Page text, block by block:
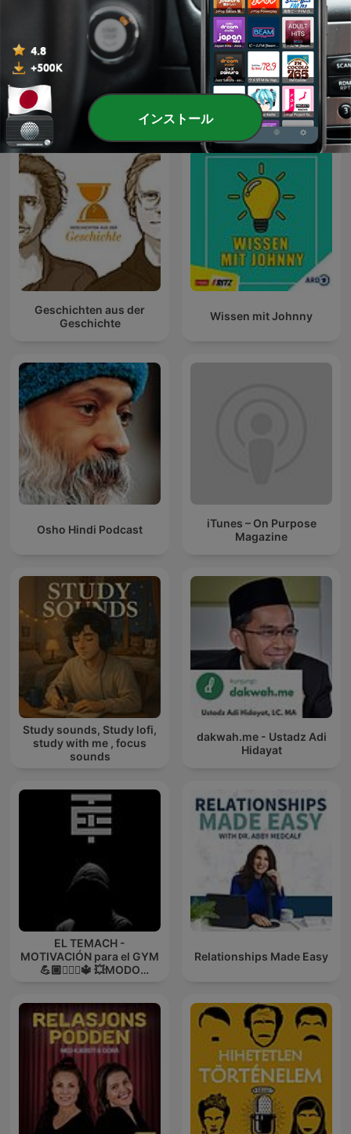
Se Habla Español Hapa英会話 Podcast
海外の教育ポッドキャスト
Geschichten aus der
Geschichte
Wissen mit Johnny
Osho Hindi Podcast
iTunes – On Purpose
Magazine
Study sounds, Study lofi,
study with me , focus
sounds
dakwah.me - Ustadz Adi
Hidayat
EL TEMACH -
MOTIVACIÓN para el GYM
💪🏼🏋🏻‍♀🔱 💥MODO
Relationships Made Easy
インストール